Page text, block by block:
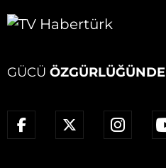
GÜCÜ ÖZGÜRLÜĞÜNDE